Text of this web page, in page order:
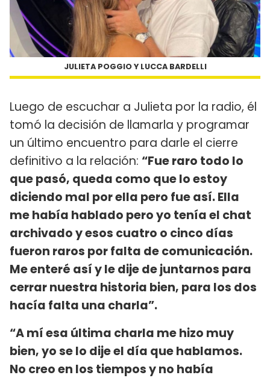
JULIETA POGGIO Y LUCCA BARDELLI
Luego de escuchar a Julieta por la radio, él
tomó la decisión de llamarla y programar
un último encuentro para darle el cierre
definitivo a la relación: “Fue raro todo lo
que pasó, queda como que lo estoy
diciendo mal por ella pero fue así. Ella
me había hablado pero yo tenía el chat
archivado y esos cuatro o cinco días
fueron raros por falta de comunicación.
Me enteré así y le dije de juntarnos para
cerrar nuestra historia bien, para los dos
hacía falta una charla”.
“A mí esa última charla me hizo muy
bien, yo se lo dije el día que hablamos.
No creo en los tiempos y no había